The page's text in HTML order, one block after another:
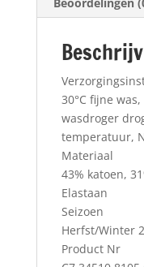
30°C fijne
wasdroger
temperatuur,
Materiaal
43% katoen,
Elastaan
Seizoen
Herfst/Winter
Product Nr